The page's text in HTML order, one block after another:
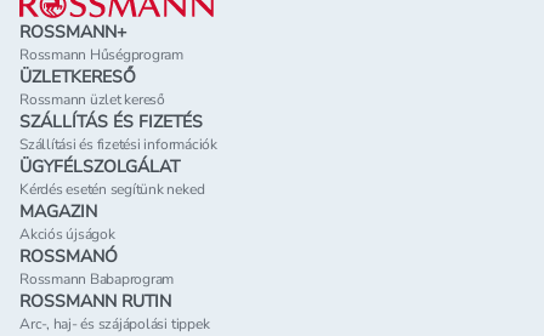
ROSSMANN+
Rossmann Hűségprogram
ÜZLETKERESŐ
Rossmann üzlet kereső
SZÁLLÍTÁS ÉS FIZETÉS
Szállítási és fizetési információk
ÜGYFÉLSZOLGÁLAT
Kérdés esetén segítünk neked
MAGAZIN
Akciós újságok
ROSSMANÓ
Rossmann Babaprogram
ROSSMANN RUTIN
Arc-, haj- és szájápolási tippek